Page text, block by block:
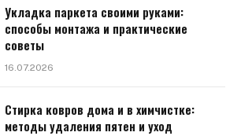
Укладка паркета своими руками:
способы монтажа и практические
советы
16.07.2026
Стирка ковров дома и в химчистке:
методы удаления пятен и уход